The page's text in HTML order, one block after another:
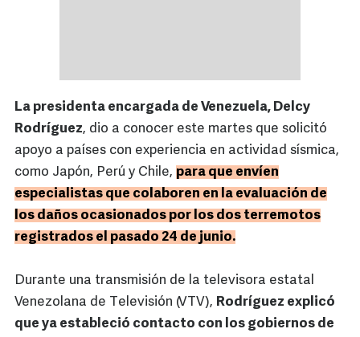
La presidenta encargada de Venezuela, Delcy
Rodríguez, dio a conocer este martes que solicitó
apoyo a países con experiencia en actividad sísmica,
como Japón, Perú y Chile, para que envíen
especialistas que colaboren en la evaluación de
los daños ocasionados por los dos terremotos
registrados el pasado 24 de junio.
Durante una transmisión de la televisora estatal
Venezolana de Televisión (VTV), Rodríguez explicó
que ya estableció contacto con los gobiernos de